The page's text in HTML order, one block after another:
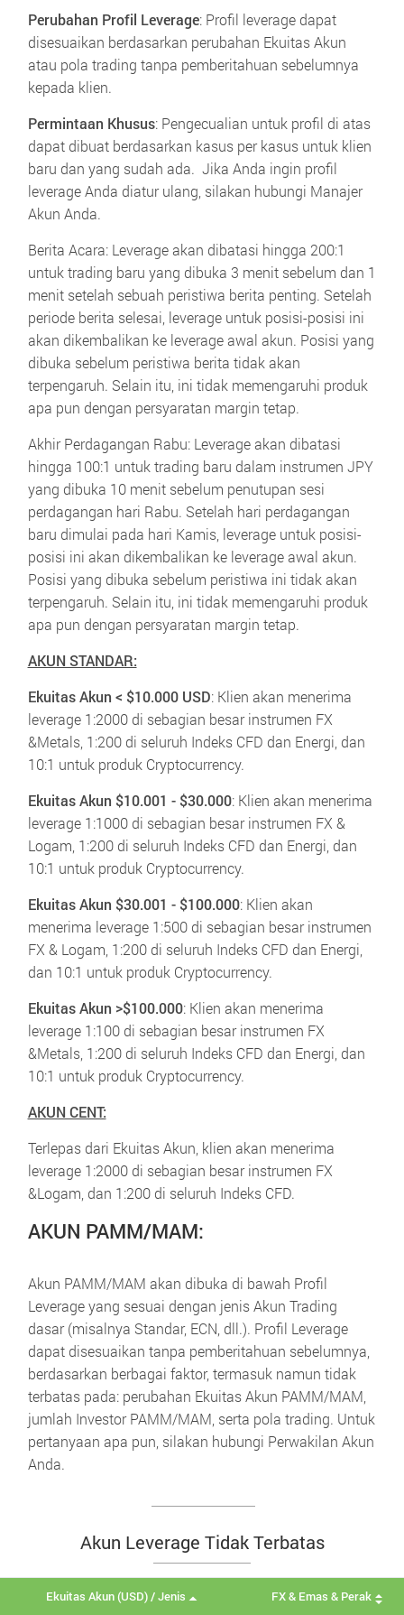
Perubahan Profil Leverage: Profil leverage dapat
disesuaikan berdasarkan perubahan Ekuitas Akun
atau pola trading tanpa pemberitahuan sebelumnya
kepada klien.
Permintaan Khusus: Pengecualian untuk profil di atas
dapat dibuat berdasarkan kasus per kasus untuk klien
baru dan yang sudah ada. Jika Anda ingin profil
leverage Anda diatur ulang, silakan hubungi Manajer
Akun Anda.
Berita Acara: Leverage akan dibatasi hingga 200:1
untuk trading baru yang dibuka 3 menit sebelum dan 1
menit setelah sebuah peristiwa berita penting. Setelah
periode berita selesai, leverage untuk posisi-posisi ini
akan dikembalikan ke leverage awal akun. Posisi yang
dibuka sebelum peristiwa berita tidak akan
terpengaruh. Selain itu, ini tidak memengaruhi produk
apa pun dengan persyaratan margin tetap.
Akhir Perdagangan Rabu: Leverage akan dibatasi
hingga 100:1 untuk trading baru dalam instrumen JPY
yang dibuka 10 menit sebelum penutupan sesi
perdagangan hari Rabu. Setelah hari perdagangan
baru dimulai pada hari Kamis, leverage untuk posisi-
posisi ini akan dikembalikan ke leverage awal akun.
Posisi yang dibuka sebelum peristiwa ini tidak akan
terpengaruh. Selain itu, ini tidak memengaruhi produk
apa pun dengan persyaratan margin tetap.
AKUN STANDAR:
Ekuitas Akun < $10.000 USD: Klien akan menerima
leverage 1:2000 di sebagian besar instrumen FX
&Metals, 1:200 di seluruh Indeks CFD dan Energi, dan
10:1 untuk produk Cryptocurrency.
Ekuitas Akun $10.001 - $30.000:Klien akan menerima
leverage 1:1000 di sebagian besar instrumen FX &
Logam, 1:200 di seluruh Indeks CFD dan Energi, dan
10:1 untuk produk Cryptocurrency.
Ekuitas Akun $30.001 - $100.000:Klien akan
menerima leverage 1:500 di sebagian besar instrumen
FX & Logam, 1:200 di seluruh Indeks CFD dan Energi,
dan 10:1 untuk produk Cryptocurrency.
Ekuitas Akun >$100.000:Klien akan menerima
leverage 1:100 di sebagian besar instrumen FX
&Metals, 1:200 di seluruh Indeks CFD dan Energi, dan
10:1 untuk produk Cryptocurrency.
AKUN CENT:
Terlepas dari Ekuitas Akun, klien akan menerima
leverage 1:2000 di sebagian besar instrumen FX
&Logam, dan 1:200 di seluruh Indeks CFD.
AKUN PAMM/MAM:
Akun PAMM/MAM akan dibuka di bawah Profil
Leverage yang sesuai dengan jenis Akun Trading
dasar (misalnya Standar, ECN, dll.). Profil Leverage
dapat disesuaikan tanpa pemberitahuan sebelumnya,
berdasarkan berbagai faktor, termasuk namun tidak
terbatas pada: perubahan Ekuitas Akun PAMM/MAM,
jumlah Investor PAMM/MAM, serta pola trading. Untuk
pertanyaan apa pun, silakan hubungi Perwakilan Akun
Anda.
Akun Leverage Tidak Terbatas
Ekuitas Akun (USD) / Jenis FX & Emas & Perak